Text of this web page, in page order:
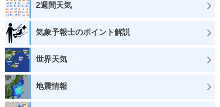
2週間天気
気象予報士のポイント解説
世界天気
地震情報